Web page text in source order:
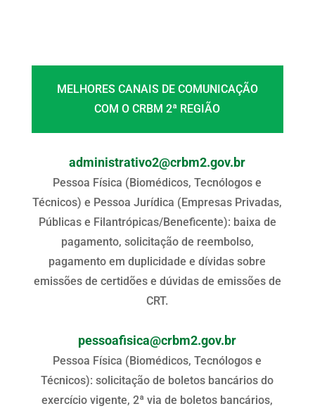
MELHORES CANAIS DE COMUNICAÇÃO
COM O CRBM 2ª REGIÃO
administrativo2@crbm2.gov.br
Pessoa Física (Biomédicos, Tecnólogos e
Técnicos) e Pessoa Jurídica (Empresas Privadas,
Públicas e Filantrópicas/Beneficente): baixa de
pagamento, solicitação de reembolso,
pagamento em duplicidade e dívidas sobre
emissões de certidões e dúvidas de emissões de
CRT.
pessoafisica@crbm2.gov.br
Pessoa Física (Biomédicos, Tecnólogos e
Técnicos): solicitação de boletos bancários do
exercício vigente, 2ª via de boletos bancários,